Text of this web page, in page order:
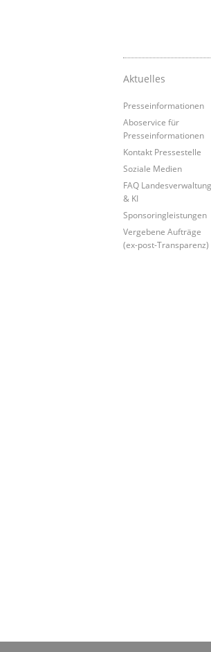
Aktuelles
Presseinformationen
Aboservice für
Presseinformationen
Kontakt Pressestelle
Soziale Medien
FAQ Landesverwaltung
& KI
Sponsoringleistungen
Vergebene Aufträge
(ex-post-Transparenz)